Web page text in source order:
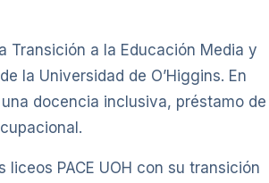
Transición a la Educación Media y
la Universidad de O’Higgins. En
docencia inclusiva, préstamo de
PACE UOH con su transición